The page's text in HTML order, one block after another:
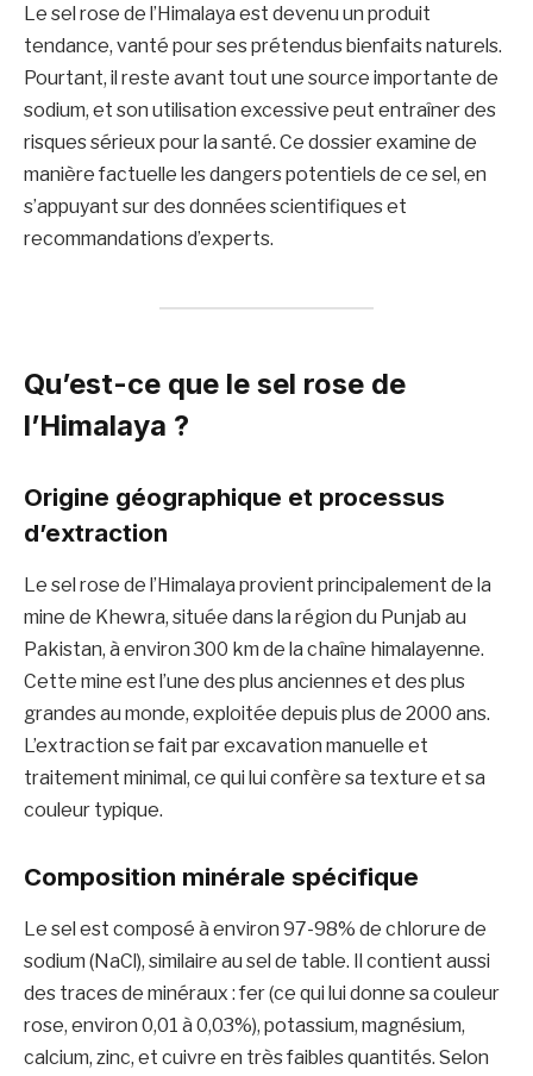
Le sel rose de l’Himalaya est devenu un produit
tendance, vanté pour ses prétendus bienfaits naturels.
Pourtant, il reste avant tout une source importante de
sodium, et son utilisation excessive peut entraîner des
risques sérieux pour la santé. Ce dossier examine de
manière factuelle les dangers potentiels de ce sel, en
s’appuyant sur des données scientifiques et
recommandations d’experts.
Qu’est-ce que le sel rose de
l’Himalaya ?
Origine géographique et processus
d’extraction
Le sel rose de l’Himalaya provient principalement de la
mine de Khewra, située dans la région du Punjab au
Pakistan, à environ 300 km de la chaîne himalayenne.
Cette mine est l’une des plus anciennes et des plus
grandes au monde, exploitée depuis plus de 2000 ans.
L’extraction se fait par excavation manuelle et
traitement minimal, ce qui lui confère sa texture et sa
couleur typique.
Composition minérale spécifique
Le sel est composé à environ 97-98% de chlorure de
sodium (NaCl), similaire au sel de table. Il contient aussi
des traces de minéraux : fer (ce qui lui donne sa couleur
rose, environ 0,01 à 0,03%), potassium, magnésium,
calcium, zinc, et cuivre en très faibles quantités. Selon